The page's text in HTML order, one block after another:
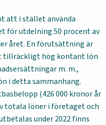
att i stället använda
för utdelning 50 procent av
året. En förutsättning är
tillräckligt hög kontant lön
m. m.,
i detta sammanhang.
(426 000 kronor år
totala löner i företaget och
under 2022 finns